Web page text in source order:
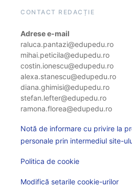
CONTACT REDACȚIE
Adrese e-mail
raluca.pantazi@edupedu.ro
mihai.peticila@edupedu.ro
costin.ionescu@edupedu.ro
alexa.stanescu@edupedu.ro
diana.ghimisi@edupedu.ro
stefan.lefter@edupedu.ro
ramona.florea@edupedu.ro
Notă de informare cu privire la
personale prin intermediul site-
Politica de cookie
Modifică setarile cookie-urilor